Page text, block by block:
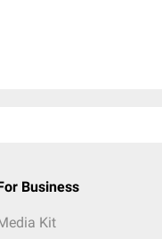
Business
Kit